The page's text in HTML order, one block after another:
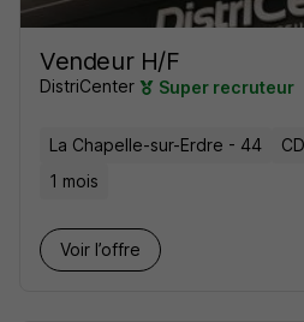
Vendeur H/F
DistriCenter Super recruteur
La Chapelle-sur-Erdre - 44
1 mois
Voir l’offre